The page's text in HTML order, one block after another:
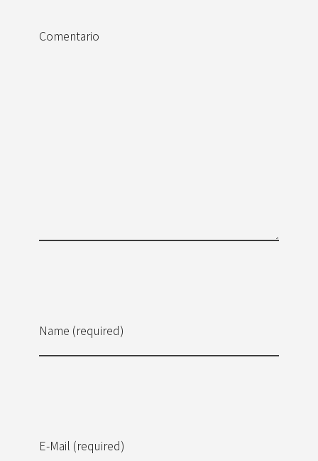
Name (required)
E-Mail (required)
Comentario